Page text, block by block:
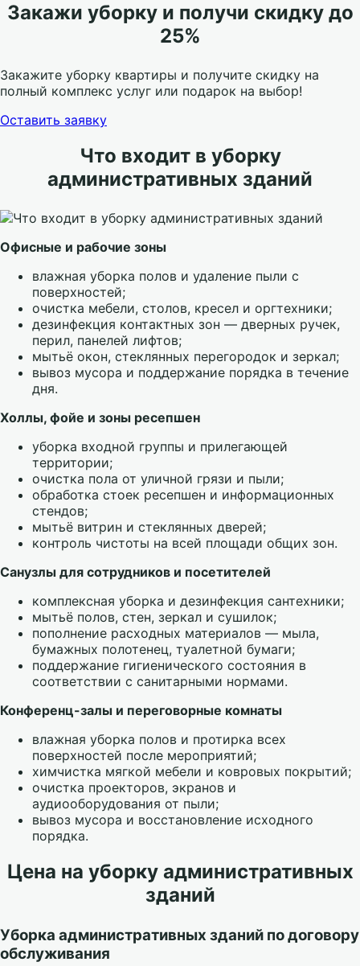
Закажи уборку и получи скидку до
25%
Закажите уборку квартиры и получите скидку на
полный комплекс услуг или подарок на выбор!
Оставить заявку
Что входит в уборку
административных зданий
Офисные и рабочие зоны
влажная уборка полов и удаление пыли с
поверхностей;
очистка мебели, столов, кресел и оргтехники;
дезинфекция контактных зон — дверных ручек,
перил, панелей лифтов;
мытьё окон, стеклянных перегородок и зеркал;
вывоз мусора и поддержание порядка в течение
дня.
Холлы, фойе и зоны ресепшен
уборка входной группы и прилегающей
территории;
очистка пола от уличной грязи и пыли;
обработка стоек ресепшен и информационных
стендов;
мытьё витрин и стеклянных дверей;
контроль чистоты на всей площади общих зон.
Санузлы для сотрудников и посетителей
комплексная уборка и дезинфекция сантехники;
мытьё полов, стен, зеркал и сушилок;
пополнение расходных материалов — мыла,
бумажных полотенец, туалетной бумаги;
поддержание гигиенического состояния в
соответствии с санитарными нормами.
Конференц-залы и переговорные комнаты
влажная уборка полов и протирка всех
поверхностей после мероприятий;
химчистка мягкой мебели и ковровых покрытий;
очистка проекторов, экранов и
аудиооборудования от пыли;
вывоз мусора и восстановление исходного
порядка.
Цена на уборку административных
зданий
Уборка административных зданий по договору
обслуживания